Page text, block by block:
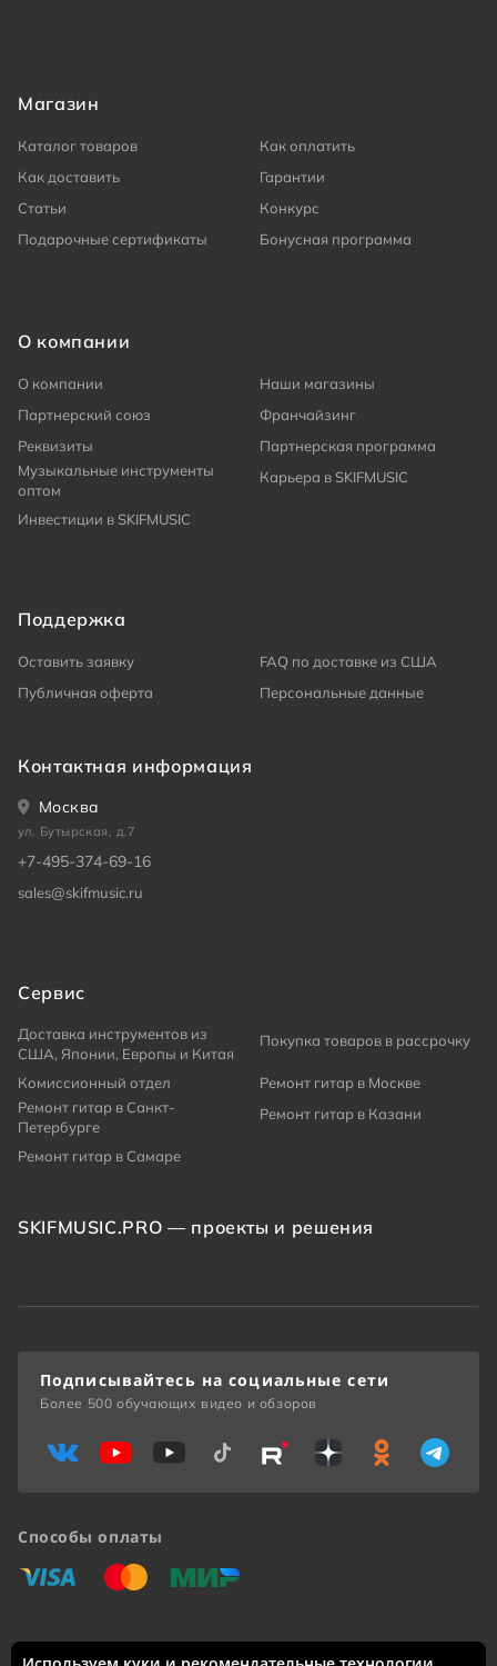
Магазин
Каталог товаров
Как оплатить
Как доставить
Гарантии
Статьи
Конкурс
Подарочные сертификаты
Бонусная программа
О компании
О компании
Наши магазины
Партнерский союз
Франчайзинг
Реквизиты
Партнерская программа
Музыкальные инструменты
оптом
Карьера в SKIFMUSIC
Инвестиции в SKIFMUSIC
Поддержка
Оставить заявку
FAQ по доставке из США
Публичная оферта
Персональные данные
Контактная информация
Москва
ул. Бутырская, д.7
+7-495-374-69-16
sales@skifmusic.ru
Сервис
Доставка инструментов из
США, Японии, Европы и Китая
Покупка товаров в рассрочку
Комиссионный отдел
Ремонт гитар в Москве
Ремонт гитар в Санкт-
Петербурге
Ремонт гитар в Казани
Ремонт гитар в Самаре
SKIFMUSIC.PRO — проекты и решения
Способы оплаты
«Виза» «Мастеркард»
«Мир»
Подписывайтесь на социальные сети
Более 500 обучающих видео и обзоров